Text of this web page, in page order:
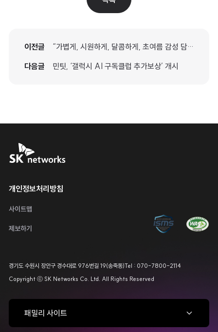
이전글
“가볍게, 시원하게, 달콤하게, 초여름 감성 담은 COOL한 호캉스” 워커힐 호텔앤리조트, 다가오는 여름의 시작을 알리는 ‘얼리 서머’ 패키지 출시
다음글
민팃, ‘갤럭시 AI 구독클럽 추가보상’ 개시
SK networks
운영 정책
개인정보처리방침
사이트맵
제보하기
정보보호 관리체계 ISMS 인증 마
웹접근성 인증
기업정보
경기도 수원시 장안구 경수대로 976번길 19(송죽동)Tel : 070-7800-2114
Copyright ⓒ SK Networks Co. Ltd. All Rights Reserved
패밀리 사이트